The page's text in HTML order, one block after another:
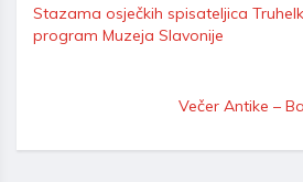
Stazama osječkih spisateljica
program Muzeja Slavonije
Večer Antike –